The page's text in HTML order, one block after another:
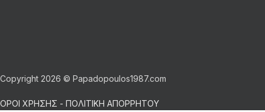
Copyright 2026 © Papadopoulos1987.com
ΟΡΟΙ ΧΡΗΣΗΣ - ΠΟΛΙΤΙΚΗ ΑΠΟΡΡΗΤΟΥ